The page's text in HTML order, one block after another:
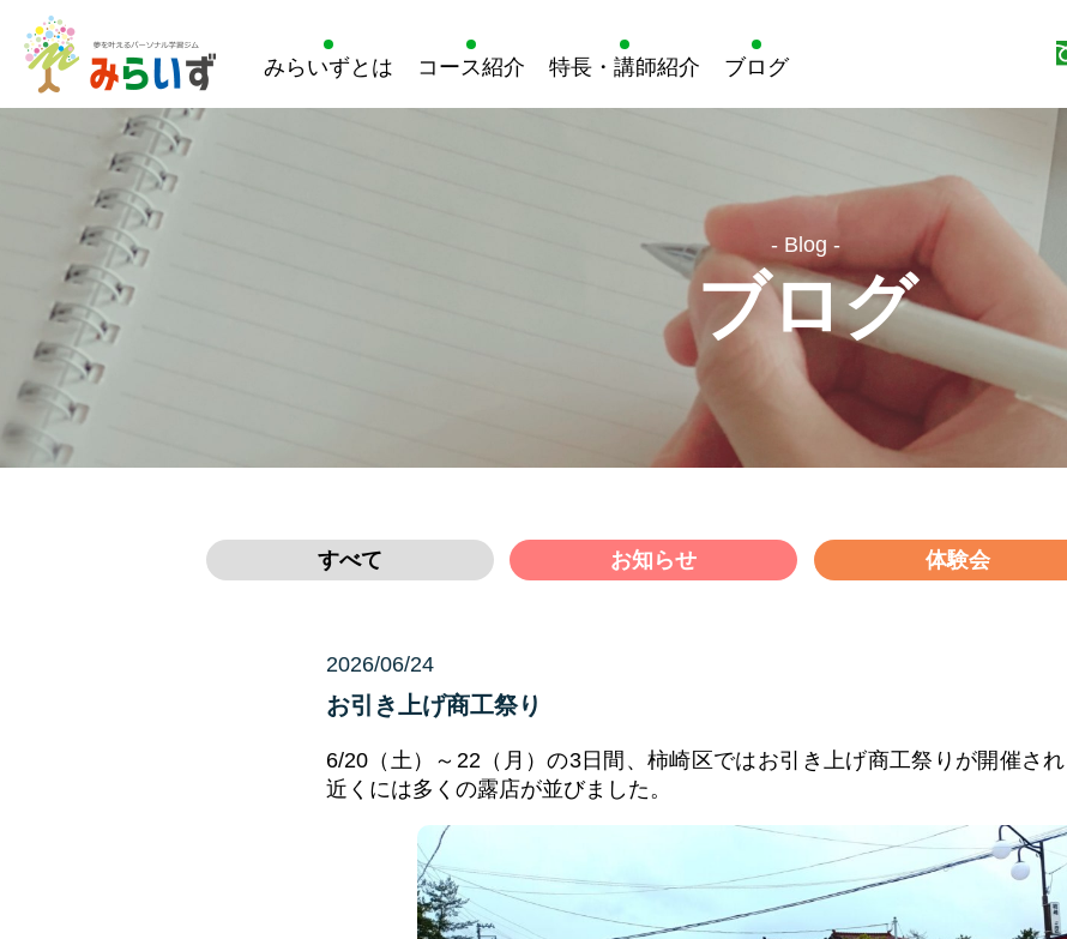
みらいずとは コース紹介 特長・講師紹介 ブログ
- Blog -
ブログ
すべて お知らせ 体験会
2026/06/24
お引き上げ商工祭り
6/20（土）～22（月）の3日間、柿崎区ではお引き上げ商工祭りが開催さ
近くには多くの露店が並びました。